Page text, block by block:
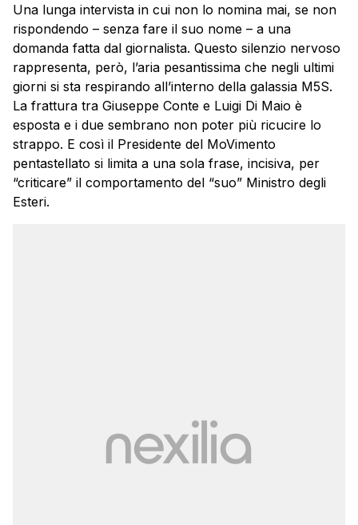
Una lunga intervista in cui non lo nomina mai, se non
rispondendo – senza fare il suo nome – a una
domanda fatta dal giornalista. Questo silenzio nervoso
rappresenta, però, l’aria pesantissima che negli ultimi
giorni si sta respirando all’interno della galassia M5S.
La frattura tra Giuseppe Conte e Luigi Di Maio è
esposta e i due sembrano non poter più ricucire lo
strappo. E così il Presidente del MoVimento
pentastellato si limita a una sola frase, incisiva, per
“criticare” il comportamento del “suo” Ministro degli
Esteri.